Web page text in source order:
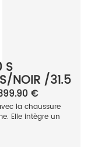
S
NOIR /31.5
€
la chaussure
Elle intègre un